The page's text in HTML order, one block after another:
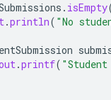
. isEmpty
.println( "No
.printf(